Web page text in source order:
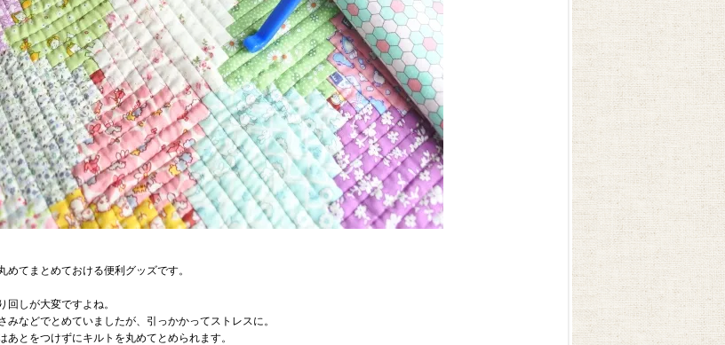
めてまとめておける便利グッズです。
回しが大変ですよね。
みなどでとめていましたが、引っかかってストレスに。
あとをつけずにキルトを丸めてとめられます。